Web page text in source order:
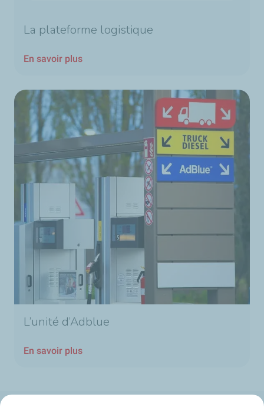
La plateforme logistique
En savoir plus
L’unité d’Adblue
En savoir plus